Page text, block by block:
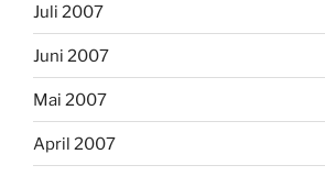
Juli 2007
Juni 2007
Mai 2007
April 2007